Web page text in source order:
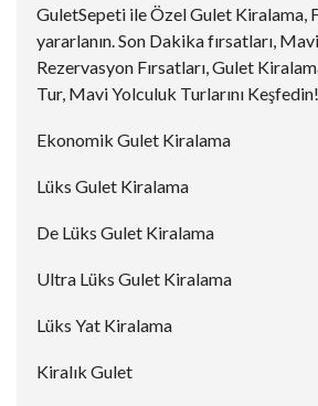
GuletSepeti ile Özel Gulet Kiralama,
yararlanın. Son Dakika fırsatları,
Rezervasyon Fırsatları, Gulet
Tur, Mavi Yolculuk Turlarını Keşfedin!
Ekonomik Gulet Kiralama
Lüks Gulet Kiralama
De Lüks Gulet Kiralama
Ultra Lüks Gulet Kiralama
Lüks Yat Kiralama
Kiralık Gulet